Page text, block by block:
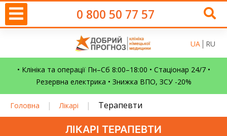
0 800 50 77 57
UA RU
• Клініка та операції Пн–Сб 8:00–18:00 • Стаціонар 24/7 •
Резервна електрика • Знижка ВПО, ЗСУ -20%
Головна | Лікарі | Терапевти
ЛІКАРІ ТЕРАПЕВТИ